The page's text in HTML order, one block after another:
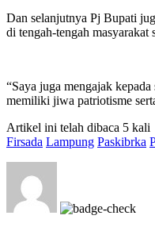
Dan selanjutnya Pj Bupati
di tengah-tengah
“Saya juga mengajak
memiliki jiwa patriotisme
Artikel ini telah dibaca 5 kali
Firsada Lampung Paskibrka